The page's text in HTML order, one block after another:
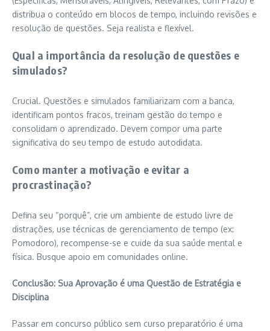
distribua o conteúdo em blocos de tempo, incluindo revisões e
resolução de questões. Seja realista e flexível.
Qual a importância da resolução de questões e
simulados?
Crucial. Questões e simulados familiarizam com a banca,
identificam pontos fracos, treinam gestão do tempo e
consolidam o aprendizado. Devem compor uma parte
significativa do seu tempo de estudo autodidata.
Como manter a motivação e evitar a
procrastinação?
Defina seu “porquê”, crie um ambiente de estudo livre de
distrações, use técnicas de gerenciamento de tempo (ex:
Pomodoro), recompense-se e cuide da sua saúde mental e
física. Busque apoio em comunidades online.
Conclusão: Sua Aprovação é uma Questão de Estratégia e
Disciplina
Passar em concurso público sem curso preparatório é uma